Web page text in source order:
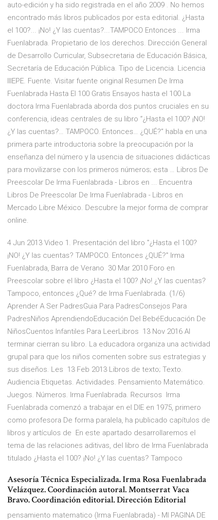
auto-edición y ha sido registrada en el año 2009 . No hemos
encontrado más libros publicados por esta editorial. ¿Hasta
el 100?... ¡No! ¿Y las cuentas?...TAMPOCO Entonces ... Irma
Fuenlabrada. Propietario de los derechos. Dirección General
de Desarrollo Curricular, Subsecretaria de Educación Básica,
Secretaría de Educación Pública. Tipo de Licencia. Licencia
IIIEPE. Fuente. Visitar fuente original Resumen De Irma
Fuenlabrada Hasta El 100 Gratis Ensayos hasta el 100 La
doctora Irma Fuenlabrada aborda dos puntos cruciales en su
conferencia, ideas centrales de su libro “¿Hasta el 100? ¡NO!
¿Y las cuentas?… TAMPOCO. Entonces… ¿QUÉ?” habla en una
primera parte introductoria sobre la preocupación por la
enseñanza del número y la usencia de situaciones didácticas
para movilizarse con los primeros números; esta … Libros De
Preescolar De Irma Fuenlabrada - Libros en ... Encuentra
Libros De Preescolar De Irma Fuenlabrada - Libros en
Mercado Libre México. Descubre la mejor forma de comprar
online.
4 Jun 2013 Video 1. Presentación del libro "¿Hasta el 100?
¡NO! ¿Y las cuentas? TAMPOCO. Entonces ¿QUÉ?" Irma
Fuenlabrada, Barra de Verano 30 Mar 2010 Foro en
Preescolar sobre el libro ¿Hasta el 100? ¡No! ¿Y las cuentas?
Tampoco, entonces ¿Qué? de Irma Fuenlabrada. (1/6)
Aprender A Ser PadresGuia Para PadresConsejos Para
PadresNiños AprendiendoEducación Del BebéEducación De
NiñosCuentos Infantiles Para LeerLibros 13 Nov 2016 Al
terminar cierran su libro. La educadora organiza una actividad
grupal para que los niños comenten sobre sus estrategias y
sus diseños. Les 13 Feb 2013 Libros de texto; Texto.
Audiencia Etiquetas. Actividades. Pensamiento Matemático.
Juegos. Números. Irma Fuenlabrada. Recursos Irma
Fuenlabrada comenzó a trabajar en el DIE en 1975, primero
como profesora De forma paralela, ha publicado capítulos de
libros y artículos de En este apartado desarrollaremos el
tema de las relaciones aditivas, del libro de Irma Fuenlabrada
titulado ¿Hasta el 100? ¡No! ¿Y las cuentas? Tampoco
Asesoría Técnica Especializada. Irma Rosa Fuenlabrada
Velázquez. Coordinación autoral. Montserrat Vaca
Bravo. Coordinación editorial. Dirección Editorial
pensamiento matematico (Irma Fuenlabrada) - MI PAGINA DE